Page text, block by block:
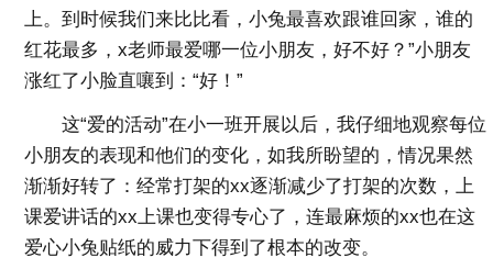
上。到时候我们来比比看，小兔最喜欢跟谁回家，谁的
红花最多，x老师最爱哪一位小朋友，好不好？”小朋友
涨红了小脸直嚷到：“好！”
这“爱的活动”在小一班开展以后，我仔细地观察每位
小朋友的表现和他们的变化，如我所盼望的，情况果然
渐渐好转了：经常打架的xx逐渐减少了打架的次数，上
课爱讲话的xx上课也变得专心了，连最麻烦的xx也在这
爱心小兔贴纸的威力下得到了根本的改变。